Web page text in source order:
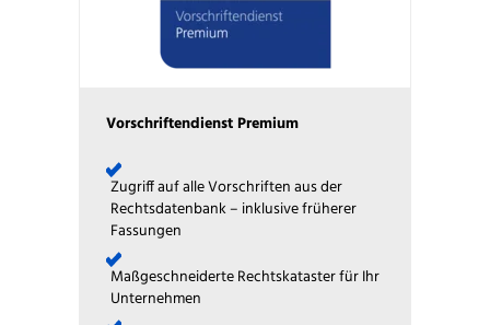
Vorschriftendienst Premium
Zugriff auf alle Vorschriften aus der
Rechtsdatenbank – inklusive früherer
Fassungen
Maßgeschneiderte Rechtskataster für Ihr
Unternehmen